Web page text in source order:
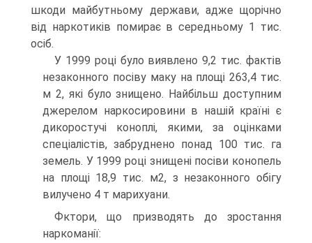
шкоди майбутньому держави, адже щорічно
від наркотиків помирає в середньому 1 тис.
осіб.
У 1999 році було виявлено 9,2 тис. фактів
незаконного посіву маку на площі 263,4 тис.
м 2, які було знищено. Найбільш доступним
джерелом наркосировини в нашій країні є
дикоростучі коноплі, якими, за оцінками
спеціалістів, забруднено понад 100 тис. га
земель. У 1999 році знищені посіви конопель
на площі 18,9 тис. м2, з незаконного обігу
вилучено 4 т марихуани.
Фктори, що призводять до зростання
наркоманії: